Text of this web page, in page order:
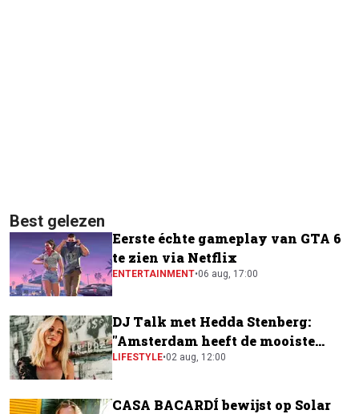
Best gelezen
Eerste échte gameplay van GTA 6
te zien via Netflix
ENTERTAINMENT•06 aug, 17:00
DJ Talk met Hedda Stenberg:
"Amsterdam heeft de mooiste
festivalscene van Europa"
LIFESTYLE•02 aug, 12:00
CASA BACARDÍ bewijst op Solar